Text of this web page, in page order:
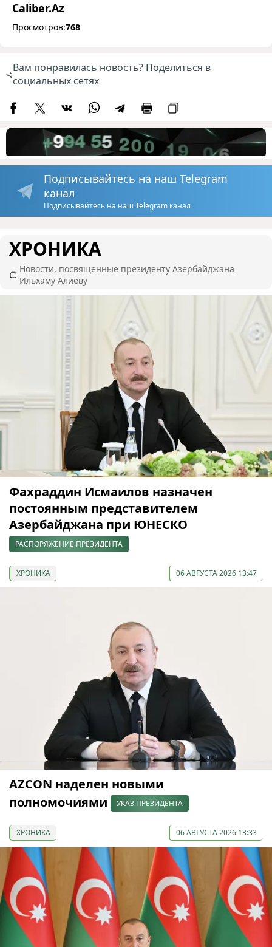
Caliber.Az
Просмотров:768
Вам понравилась новость? Поделиться в
социальных сетях
Подписывайтесь на наш Telegram
канал
Подписывайтесь на наш Telegram канал
ХРОНИКА
Новости, посвященные президенту Азербайджана
Ильхаму Алиеву
Фахраддин Исмаилов назначен
постоянным представителем
Азербайджана при ЮНЕСКО
РАСПОРЯЖЕНИЕ ПРЕЗИДЕНТА
ХРОНИКА 06 АВГУСТА 2026 13:47
AZCON наделен новыми
полномочиями
УКАЗ ПРЕЗИДЕНТА
ХРОНИКА 06 АВГУСТА 2026 13:33